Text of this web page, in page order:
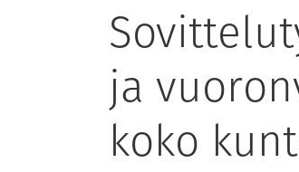
ja
koko